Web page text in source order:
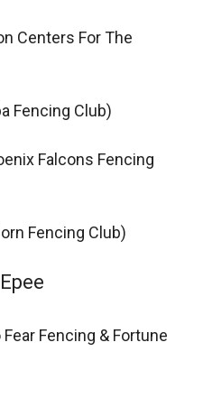
Centers For The
Fencing Club)
Falcons Fencing
Fencing Club)
Fencing & Fortune